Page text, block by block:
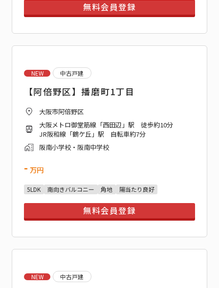
無料会員登録
NEW 中古戸建
【阿倍野区】播磨町1丁目
大阪市阿倍野区
大阪メトロ御堂筋線「西田辺」駅 徒歩約10分
JR阪和線「鶴ケ丘」駅 自転車約7分
阪南小学校・阪南中学校
- 万円
5LDK 南向きバルコニー 角地 陽当たり良好
無料会員登録
NEW 中古戸建